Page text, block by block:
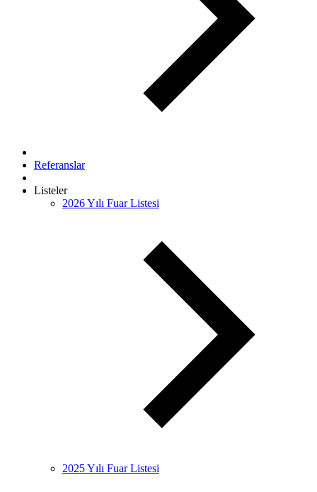
Referanslar
Listeler
2026 Yılı Fuar Listesi
2025 Yılı Fuar Listesi